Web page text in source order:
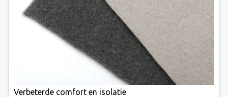
Verbeterde comfort en isolatie